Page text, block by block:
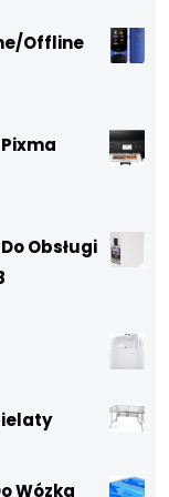
Offline
Obsługi
Wózka